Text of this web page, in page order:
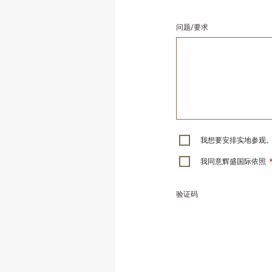
问题/要求
我想要安排实地参观
我同意辉盛国际依照 *
验证码